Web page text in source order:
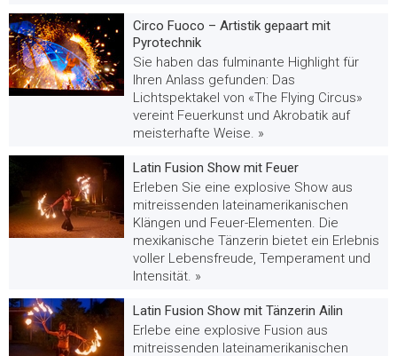
Circo Fuoco – Artistik gepaart mit
Pyrotechnik
Sie haben das fulminante Highlight für
Ihren Anlass gefunden: Das
Lichtspektakel von «The Flying Circus»
vereint Feuerkunst und Akrobatik auf
meisterhafte Weise. »
Latin Fusion Show mit Feuer
Erleben Sie eine explosive Show aus
mitreissenden lateinamerikanischen
Klängen und Feuer-Elementen. Die
mexikanische Tänzerin bietet ein Erlebnis
voller Lebensfreude, Temperament und
Intensität. »
Latin Fusion Show mit Tänzerin Ailin
Erlebe eine explosive Fusion aus
mitreissenden lateinamerikanischen